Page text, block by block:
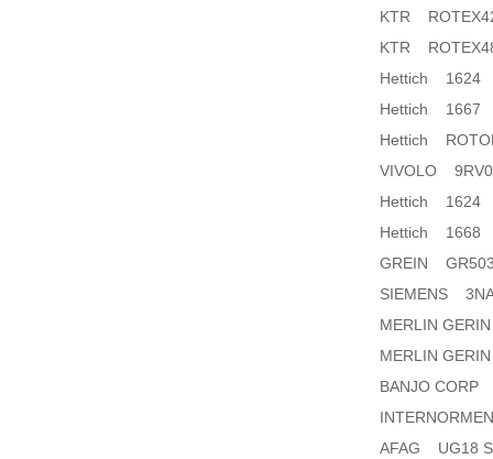
KTR
KTR
Hettich 1624
Hettich 1667
Hettich
VIVOLO
Hettich 1624
Hettich 1668
GREIN
SIEMENS
MERLIN
MERLIN
BANJO CORP
AFAG UG18